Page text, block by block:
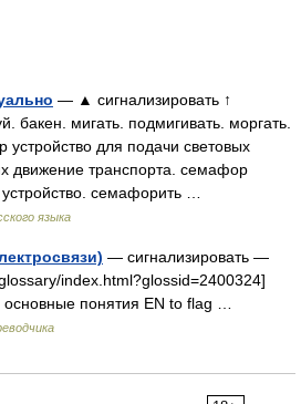
— ▲ сигнализировать ↑
бакен. мигать. подмигивать. моргать.
устройство для подачи световых
движение транспорта. семафор
устройство. семафорить …
языка
— сигнализировать —
index.html?glossid=2400324]
основные понятия EN to flag …